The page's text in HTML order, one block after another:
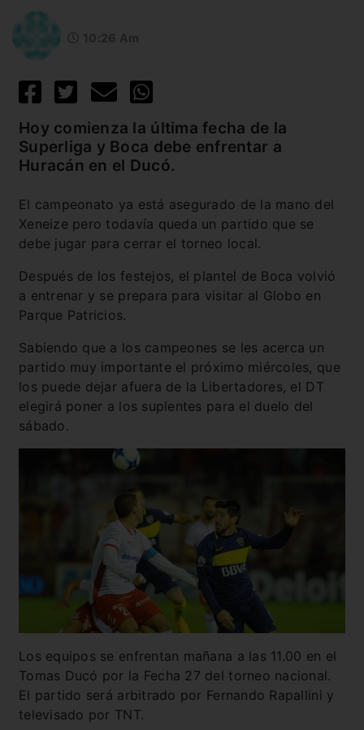
Hoy comienza la última fecha de la
Superliga y Boca debe enfrentar a
Huracán en el Ducó.
El campeonato ya está asegurado de la mano del
Xeneize pero todavía queda un partido que se
debe jugar para cerrar el torneo local.
Después de los festejos, el plantel de Boca volvió
a entrenar y se prepara para visitar al Globo en
Parque Patricios.
Sabiendo que a los campeones se les acerca un
partido muy importante el próximo miércoles, que
los puede dejar afuera de la Libertadores, el DT
elegirá poner a los suplentes para el duelo del
sábado.
Los equipos se enfrentan mañana a las 11.00 en el
Tomas Ducó por la Fecha 27 del torneo nacional.
El partido será arbitrado por Fernando Rapallini y
televisado por TNT.